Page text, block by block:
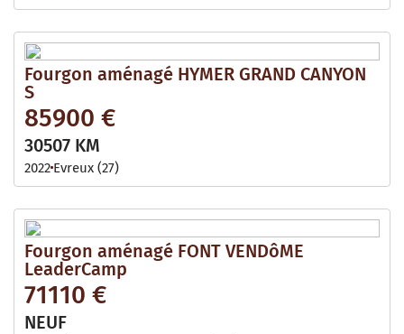
Fourgon aménagé HYMER GRAND CANYON
S
85900 €
30507 KM
2022 Evreux (27)
Fourgon aménagé FONT VENDôME
LeaderCamp
71110 €
NEUF